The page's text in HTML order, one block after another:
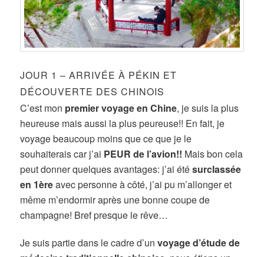
JOUR 1 – ARRIVÉE À PÉKIN ET
DÉCOUVERTE DES CHINOIS
C’est mon premier voyage en Chine, je suis la plus
heureuse mais aussi la plus peureuse!! En fait, je
voyage beaucoup moins que ce que je le
souhaiterais car j’ai PEUR de l’avion!! Mais bon cela
peut donner quelques avantages: j’ai étésurclassée
en 1èreavec personne à côté, j’ai pu m’allonger et
même m’endormir après une bonne coupe de
champagne! Bref presque le rêve…
Je suis partie dans le cadre d’unvoyage d’étude de